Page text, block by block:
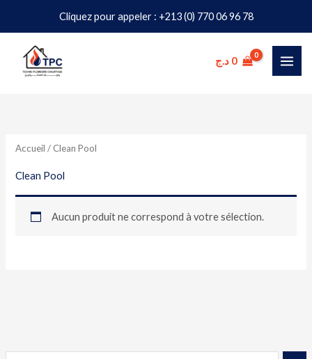
Cliquez pour appeler : +213 (0) 770 06 96 78
contenu
0 د.ج
Accueil / Clean Pool
Clean Pool
Aucun produit ne correspond à votre sélection.